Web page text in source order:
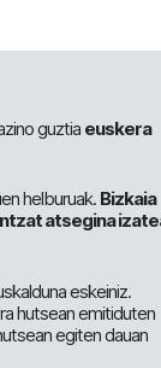
guztia euskera
helburuak. Bizkaia
atsegina
eskeiniz.
hutsean emitiduten
egiten dauan